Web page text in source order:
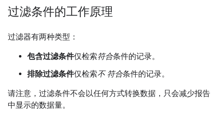
过滤条件的工作原理
过滤器有两种类型：
包含过滤条件仅检索符合条件的记录。
排除过滤条件仅检索不 符合条件的记录。
请注意，过滤条件不会以任何方式转换数据，只会减少报告
中显示的数据量。